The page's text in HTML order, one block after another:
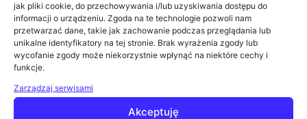
jak pliki cookie, do przechowywania i/lub uzyskiwania dostępu do
informacji o urządzeniu. Zgoda na te technologie pozwoli nam
przetwarzać dane, takie jak zachowanie podczas przeglądania lub
unikalne identyfikatory na tej stronie. Brak wyrażenia zgody lub
wycofanie zgody może niekorzystnie wpłynąć na niektóre cechy i
funkcje.
Zarządzaj serwisami
Akceptuję
BeOne
Zobacz biogram
Menedżer ds. budowania relacji i partnerstw
w IDEO